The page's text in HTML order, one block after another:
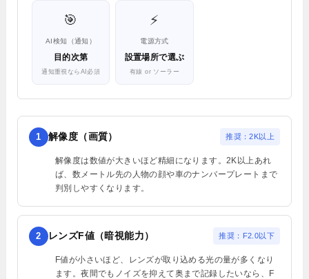
🎯
AI検知（通知）
目的次第
通知重視ならAI必須
⚡
電源方式
設置場所で選ぶ
有線 or ソーラー
1 解像度（画質） 推奨：2K以上
解像度は数値が大きいほど精細になります。2K以上あれ
ば、数メートル先の人物の顔や車のナンバープレートまで
判別しやすくなります。
2 レンズF値（暗視能力） 推奨：F2.0以下
F値が小さいほど、レンズが取り込める光の量が多くなり
ます。夜間でもノイズを抑えて奥まで記録したいなら、F